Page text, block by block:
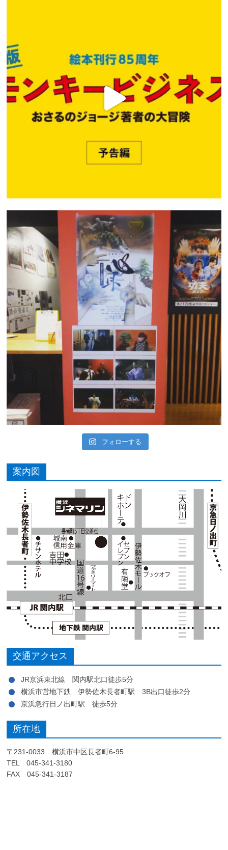
フォローする
案内図
交通アクセス
JR京浜東北線 関内駅北口徒歩5分
横浜市営地下鉄 伊勢佐木長者町駅 3B出口徒歩2分
京浜急行日ノ出町駅 徒歩5分
所在地
〒231-0033 横浜市中区長者町6-95
TEL 045-341-3180
FAX 045-341-3187